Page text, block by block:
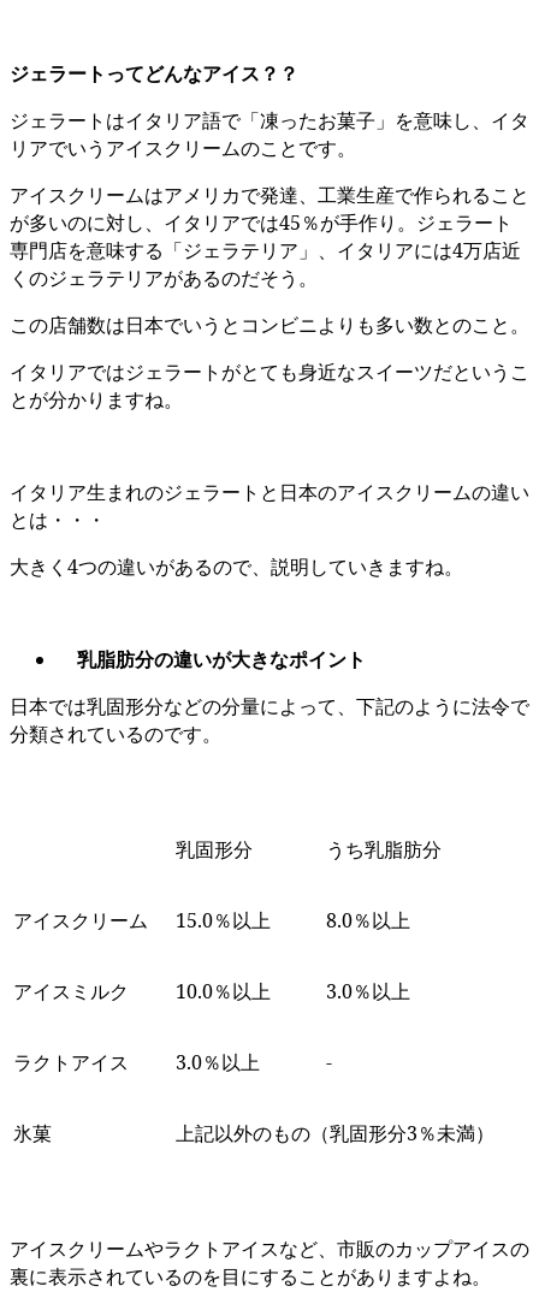
ジェラートってどんなアイス？？
ジェラートはイタリア語で「凍ったお菓子」を意味し、イタ
リアでいうアイスクリームのことです。
アイスクリームはアメリカで発達、工業生産で作られること
が多いのに対し、イタリアでは45％が手作り。ジェラート
専門店を意味する「ジェラテリア」、イタリアには4万店近
くのジェラテリアがあるのだそう。
この店舗数は日本でいうとコンビニよりも多い数とのこと。
イタリアではジェラートがとても身近なスイーツだというこ
とが分かりますね。
イタリア生まれのジェラートと日本のアイスクリームの違い
とは・・・
大きく4つの違いがあるので、説明していきますね。
乳脂肪分の違いが大きなポイント
日本では乳固形分などの分量によって、下記のように法令で
分類されているのです。
乳固形分 うち乳脂肪分
アイスクリーム 15.0％以上 8.0％以上
アイスミルク 10.0％以上 3.0％以上
ラクトアイス 3.0％以上 -
氷菓 上記以外のもの（乳固形分3％未満）
アイスクリームやラクトアイスなど、市販のカップアイスの
裏に表示されているのを目にすることがありますよね。